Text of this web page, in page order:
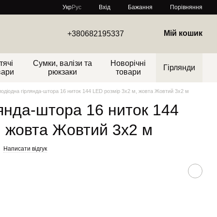
УкрРус Вхід Бажання Порівняння
+380682195337 Мій кошик
Сумки, валізи та
рюкзаки
Новорічні
товари
Гірлянди
гірлянда-штора 16 ниток 144 LED розмір 3x2 м, жовта Жовтий 3х2 м
штора 16 ниток 144
жовта Жовтий 3х2 м
Написати відгук